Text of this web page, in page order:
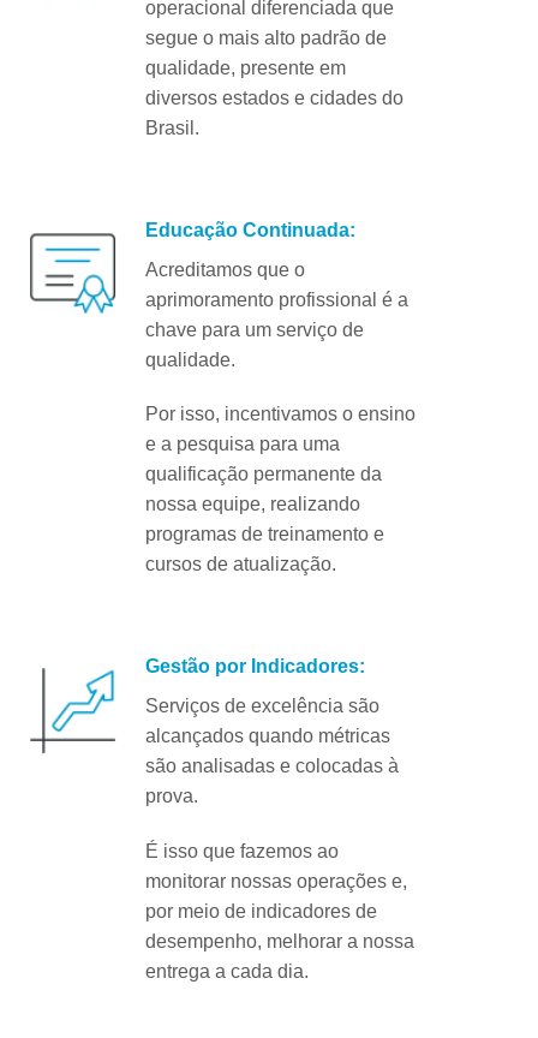
operacional diferenciada que
segue o mais alto padrão de
qualidade, presente em
diversos estados e cidades do
Brasil.
Educação Continuada:
Acreditamos que o
aprimoramento profissional é a
chave para um serviço de
qualidade.
Por isso, incentivamos o ensino
e a pesquisa para uma
qualificação permanente da
nossa equipe, realizando
programas de treinamento e
cursos de atualização.
Gestão por Indicadores:
Serviços de excelência são
alcançados quando métricas
são analisadas e colocadas à
prova.
É isso que fazemos ao
monitorar nossas operações e,
por meio de indicadores de
desempenho, melhorar a nossa
entrega a cada dia.